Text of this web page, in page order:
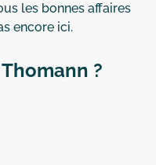
les bonnes affaires
encore ici.
?